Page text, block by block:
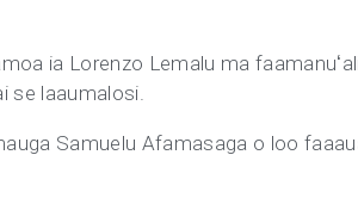
ia Lorenzo Lemalu ma
se laaumalosi.
Samuelu Afamasaga o loo